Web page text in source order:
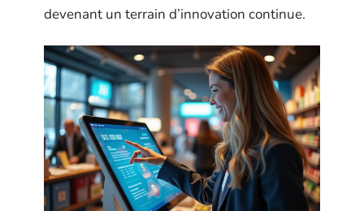
devenant un terrain d’innovation continue.